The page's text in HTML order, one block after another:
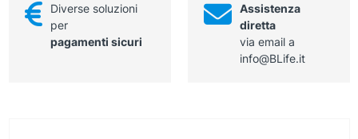
Diverse soluzioni
per
pagamenti sicuri
Assistenza
diretta
via email a
info@BLife.it